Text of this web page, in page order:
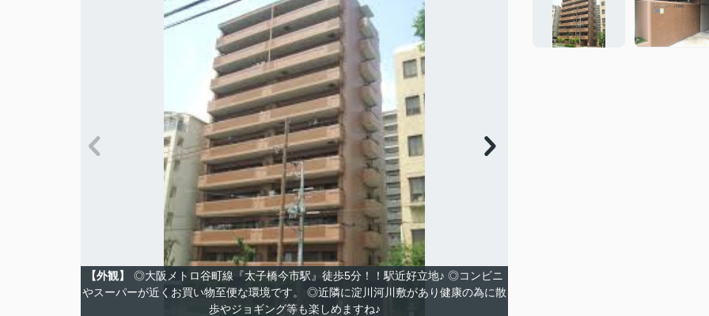
【外観】
◎大阪メトロ谷町線『太子橋今市駅』徒歩5分！！駅近好立地♪ ◎コンビニ
やスーパーが近くお買い物至便な環境です。 ◎近隣に淀川河川敷があり健康の為に散
歩やジョギング等も楽しめますね♪